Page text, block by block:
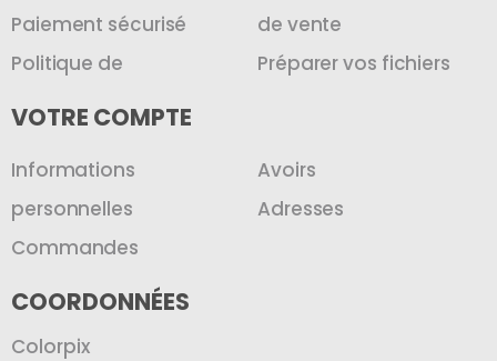
Paiement sécurisé
Politique de
de vente
Préparer vos fichiers
VOTRE COMPTE
Informations
personnelles
Commandes
Avoirs
Adresses
COORDONNÉES
Colorpix